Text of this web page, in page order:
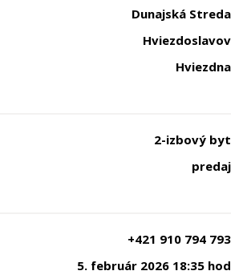
Dunajská Streda
Hviezdoslavov
Hviezdna
2-izbový byt
predaj
+421 910 794 793
5. február 2026 18:35 hod